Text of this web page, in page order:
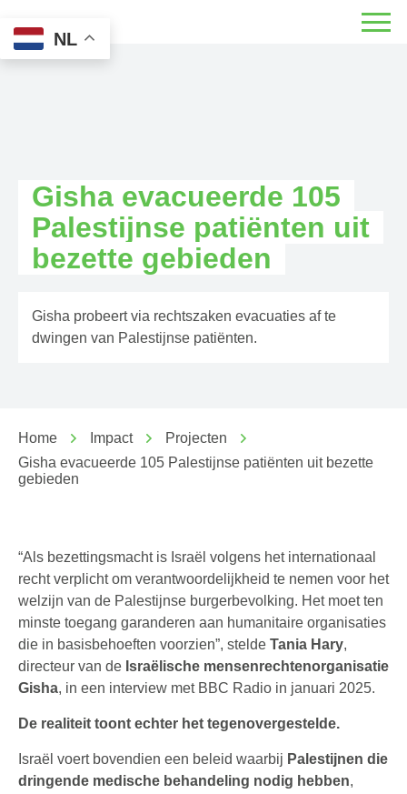
Gisha evacueerde 105
Palestijnse patiënten uit
bezette gebieden
Gisha probeert via rechtszaken evacuaties af te
dwingen van Palestijnse patiënten.
Home Impact
Projecten
Gisha evacueerde 105 Palestijnse patiënten uit bezette
gebieden
“Als bezettingsmacht is Israël volgens het internationaal
recht verplicht om verantwoordelijkheid te nemen voor het
welzijn van de Palestijnse burgerbevolking. Het moet ten
minste toegang garanderen aan humanitaire organisaties
die in basisbehoeften voorzien”, stelde Tania Hary,
directeur van de Israëlische mensenrechtenorganisatie
Gisha, in een interview met BBC Radio in januari 2025.
De realiteit toont echter het tegenovergestelde.
Israël voert bovendien een beleid waarbij Palestijnen die
dringende medische behandeling nodig hebben,
NL